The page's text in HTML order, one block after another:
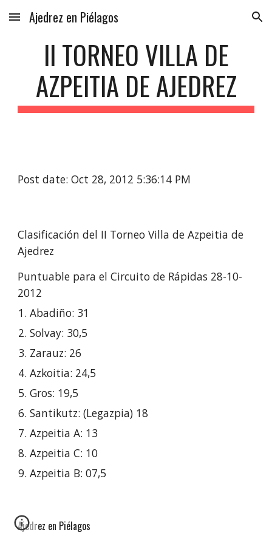
Skip to main content Skip to navigation
Ajedrez en Piélagos
II TORNEO VILLA DE
AZPEITIA DE AJEDREZ
Post date: Oct 28, 2012 5:36:14 PM
Clasificación del II Torneo Villa de Azpeitia de
Ajedrez
Puntuable para el Circuito de Rápidas 28-10-
2012
Abadiño: 31
Solvay: 30,5
Zarauz: 26
Azkoitia: 24,5
Gros: 19,5
Santikutz: (Legazpia) 18
Azpeitia A: 13
Azpeitia C: 10
Azpeitia B: 07,5
Ajedrez en Piélagos